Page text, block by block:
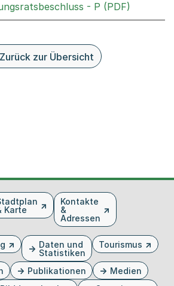
- P (PDF)
Zurück zur Übersicht
Karte
Kontakte
&
Adressen
Daten und
Statistiken
Tourismus
Publikationen
Medien